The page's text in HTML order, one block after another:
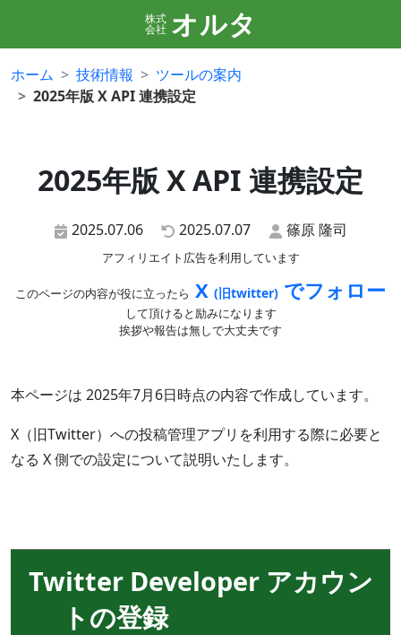
株式
会社 オルタ
ホーム 技術情報
ツールの案内
2025年版 X API 連携設定
2025年版 X API 連携設定
2025.07.06 2025.07.07 篠原 隆司
アフィリエイト広告を利用しています
このページの内容が役に立ったら X (旧twitter) でフォロー
して頂けると励みになります
挨拶や報告は無しで大丈夫です
本ページは 2025年7月6日時点の内容で作成しています。
X（旧Twitter）への投稿管理アプリを利用する際に必要と
なる X 側での設定について説明いたします。
Twitter Developer アカウン
トの登録